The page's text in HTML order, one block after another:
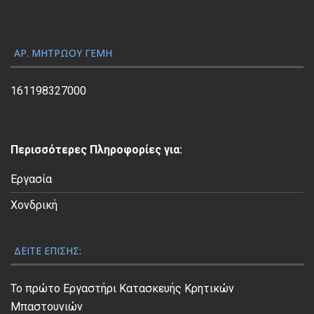
ς
Β
ί
ΑΡ. ΜΗΤΡΏΟΥ ΓΕΜΗ
161198327000
Περισσότερες Πληροφορίες για:
Εργασία
Χονδρική
ΔΕΊΤΕ ΕΠΊΣΗΣ:
Το πρώτο Εργαστήρι Κατασκευής Κρητικών
Μπαστουνιών